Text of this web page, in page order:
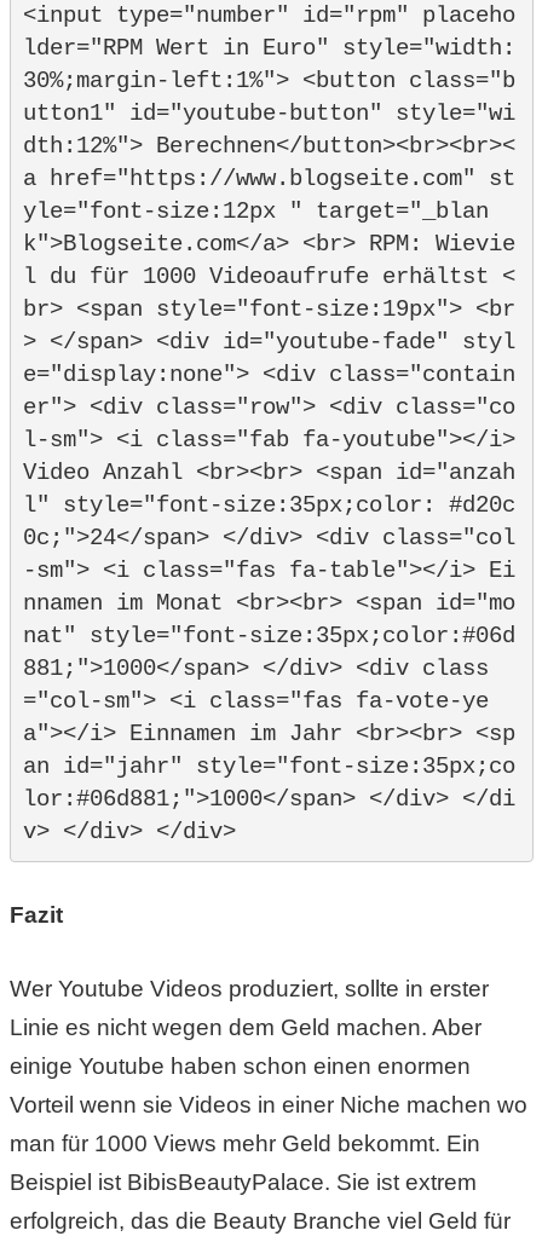
<input type="number" id="rpm" placeho
lder="RPM Wert in Euro" style="width:
30%;margin-left:1%"> <button class="b
utton1" id="youtube-button" style="wi
dth:12%"> Berechnen</button><br><br><
a href="https://www.blogseite.com" st
yle="font-size:12px " target="_blan
k">Blogseite.com</a> <br> RPM: Wievie
l du für 1000 Videoaufrufe erhältst <
br> <span style="font-size:19px"> <br
> </span> <div id="youtube-fade" styl
e="display:none"> <div class="contain
er"> <div class="row"> <div class="co
l-sm"> <i class="fab fa-youtube"></i>
Video Anzahl <br><br> <span id="anzah
l" style="font-size:35px;color: #d20c
0c;">24</span> </div> <div class="col
-sm"> <i class="fas fa-table"></i> Ei
nnamen im Monat <br><br> <span id="mo
nat" style="font-size:35px;color:#06d
881;">1000</span> </div> <div class
="col-sm"> <i class="fas fa-vote-ye
a"></i> Einnamen im Jahr <br><br> <sp
an id="jahr" style="font-size:35px;co
lor:#06d881;">1000</span> </div> </di
v> </div> </div>
Fazit
Wer Youtube Videos produziert, sollte in erster
Linie es nicht wegen dem Geld machen. Aber
einige Youtube haben schon einen enormen
Vorteil wenn sie Videos in einer Niche machen wo
man für 1000 Views mehr Geld bekommt. Ein
Beispiel ist BibisBeautyPalace. Sie ist extrem
erfolgreich, das die Beauty Branche viel Geld für